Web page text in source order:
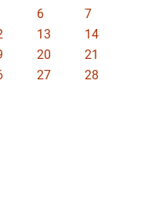
6
7
13
14
20
21
27
28